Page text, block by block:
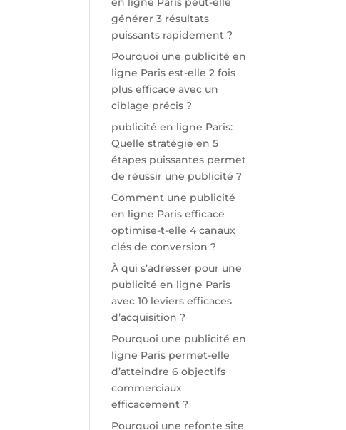
générer 3 résultats
puissants rapidement ?
Pourquoi une publicité en
ligne Paris est-elle 2 fois
plus efficace avec un
ciblage précis ?
publicité en ligne Paris:
Quelle stratégie en 5
étapes puissantes permet
de réussir une publicité ?
Comment une publicité
en ligne Paris efficace
optimise-t-elle 4 canaux
clés de conversion ?
À qui s’adresser pour une
publicité en ligne Paris
avec 10 leviers efficaces
d’acquisition ?
Pourquoi une publicité en
ligne Paris permet-elle
d’atteindre 6 objectifs
commerciaux
efficacement ?
Pourquoi une refonte site